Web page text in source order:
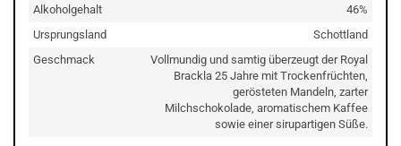
Alkoholgehalt
46%
Ursprungsland
Schottland
Geschmack
Vollmundig und samtig überzeugt der Royal
Brackla 25 Jahre mit Trockenfrüchten,
gerösteten Mandeln, zarter
Milchschokolade, aromatischem Kaffee
sowie einer sirupartigen Süße.